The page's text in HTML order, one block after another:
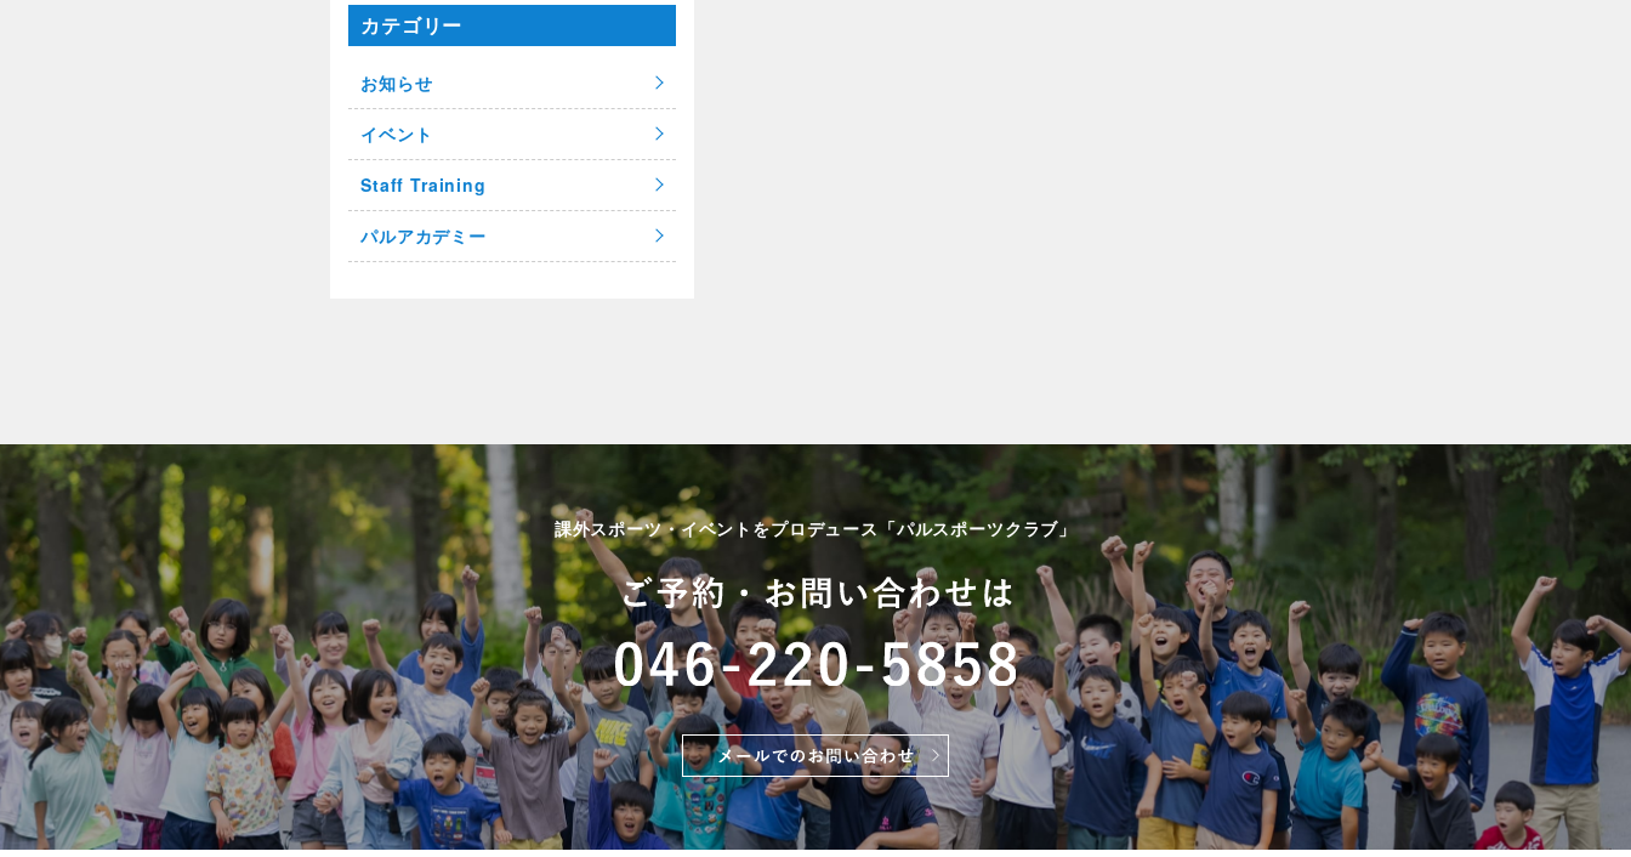
カテゴリー
お知らせ
イベント
Staff Training
パルアカデミー
課外スポーツ・イベントをプロデュース「パルスポーツクラブ」